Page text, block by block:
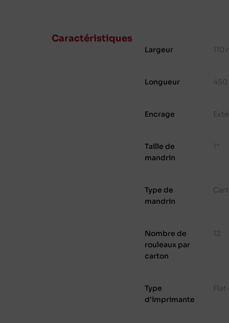
Caractéristiques
Largeur 110
Longueur 450
Encrage
Taille de
mandrin
1"
Type de
mandrin
Nombre de
rouleaux par
carton
12
Type
d'imprimante